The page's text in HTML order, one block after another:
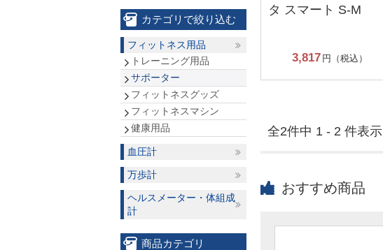
タ スマート S-M
3,817 円（税込）
全2件中 1 - 2 件表示
カテゴリで絞り込む
フィットネス用品
トレーニング用品
サポーター
フィットネスグッズ
フィットネスマシン
健康用品
血圧計
万歩計
ヘルスメーター・体組成
計
商品カテゴリ
おすすめ商品